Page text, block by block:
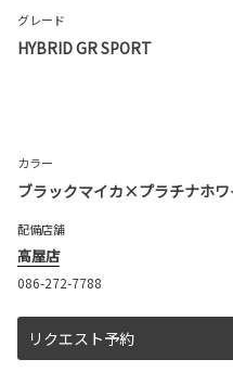
グレード
HYBRID GR SPORT
カラー
ブラックマイカ×プラチナホ
配備店舗
高屋店
086-272-7788
リクエスト予約